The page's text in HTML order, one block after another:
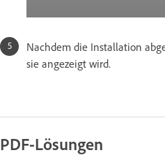
Nachdem die Installation
sie angezeigt wird.
PDF-Lösungen